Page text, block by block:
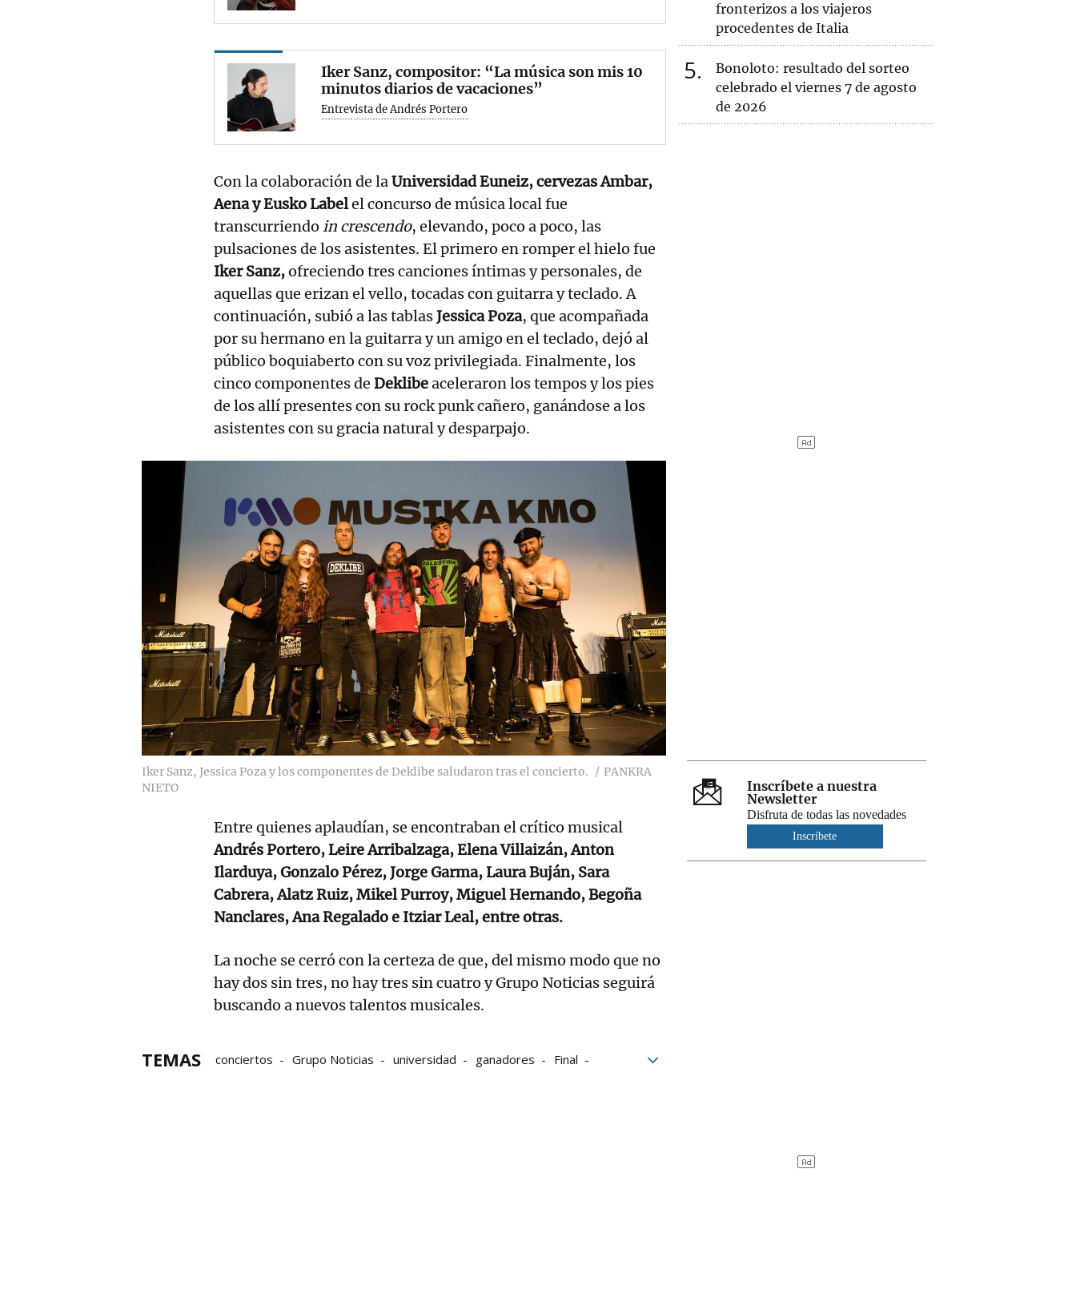
Iker Sanz, compositor: “La música son mis 10
minutos diarios de vacaciones”
Entrevista de Andrés Portero
Con la colaboración de laUniversidad Euneiz, cervezas Ambar,
Aena y Eusko Labelel concurso de música local fue
transcurriendo in crescendo, elevando, poco a poco, las
pulsaciones de los asistentes. El primero en romper el hielo fue
Iker Sanz,ofreciendo tres canciones íntimas y personales, de
aquellas que erizan el vello, tocadas con guitarra y teclado. A
continuación, subió a las tablasJessica Poza, que acompañada
por su hermano en la guitarra y un amigo en el teclado, dejó al
público boquiaberto con su voz privilegiada. Finalmente, los
cinco componentes de Deklibeaceleraron los tempos y los pies
de los allí presentes con su rock punk cañero, ganándose a los
asistentes con su gracia natural y desparpajo.
Iker Sanz, Jessica Poza y los componentes de Deklibe saludaron tras el concierto.
PANKRA
NIETO
Entre quienes aplaudían, se encontraban el crítico musical
Andrés Portero, Leire Arribalzaga, Elena Villaizán, Anton
Ilarduya, Gonzalo Pérez, Jorge Garma, Laura Buján, Sara
Cabrera, Alatz Ruiz, Mikel Purroy, Miguel Hernando, Begoña
Nanclares, Ana Regalado e Itziar Leal, entre otras.
La noche se cerró con la certeza de que, del mismo modo que no
hay dos sin tres, no hay tres sin cuatro y Grupo Noticias seguirá
buscando a nuevos talentos musicales.
TEMAS conciertos Grupo Noticias universidad ganadores
Final
fronterizos a los viajeros
procedentes de Italia
5
Bonoloto: resultado del sorteo
celebrado el viernes 7 de agosto
de 2026
Inscríbete a nuestra
Newsletter
Disfruta de todas las novedades
Inscríbete